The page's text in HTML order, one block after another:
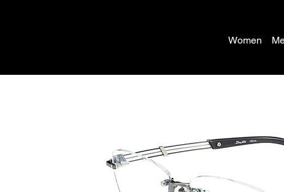
Women